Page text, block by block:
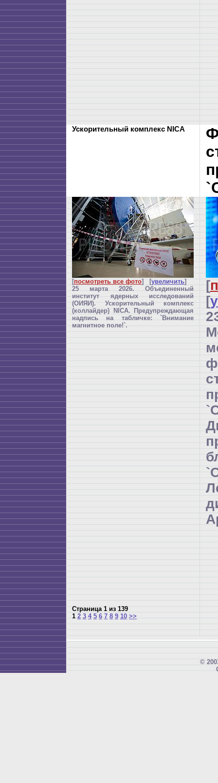
Ускорительный комплекс NICA
[посмотреть все фото] [увеличить]
25 марта 2026. Объединенный
институт ядерных исследований
(ОИЯИ). Ускорительный комплекс
(коллайдер) NICA. Предупреждающая
надпись на табличке: `Внимание
магнитное поле!`.
[
[
Страница 1 из 139
1 2 3 4 5 6 7 8 9 10 >>
©